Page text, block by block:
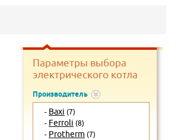
Параметры выбора
электрического котла
Производитель
- Baxi (7)
- Ferroli (8)
- Protherm (7)